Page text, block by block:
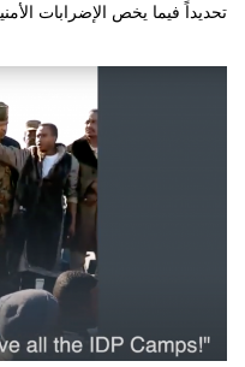
تحديداً فيما يخص الإضرابات